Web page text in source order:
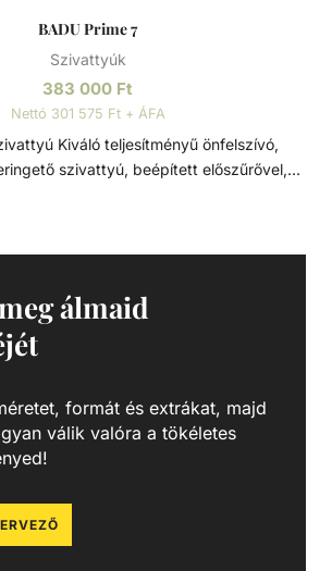
BADU Prime 7
Szivattyúk
383 000 Ft
Nettó 301 575 Ft + ÁFA
önfelszívó,
szivattyú, beépített előszűrővel,
h H=10m - Tápfeszültség: 230
V
álmaid
formát és extrákat, majd
válik valóra a tökéletes